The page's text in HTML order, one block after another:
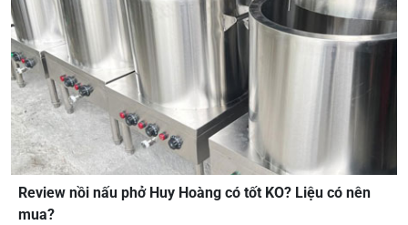
Review nồi nấu phở Huy Hoàng có tốt KO? Liệu có nên
mua?